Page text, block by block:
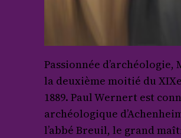
Passionnée
la deuxième moitié du XIXe
1889. Paul Wernert est
archéologique
l’abbé Breuil, le grand